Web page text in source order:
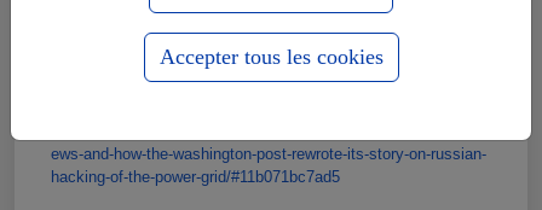
news-about-russia-threat-while-public-is-
ews-and-how-the-washington-post-rewrote-its-story-on-russian-
hacking-of-the-power-grid/#11b071bc7ad5
Accepter tous les cookies